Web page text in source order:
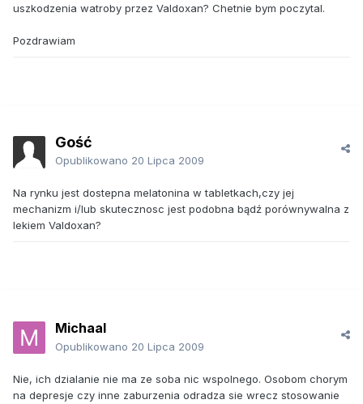
uszkodzenia watroby przez Valdoxan? Chetnie bym poczytal.
Pozdrawiam
Gość
Opublikowano 20 Lipca 2009
Na rynku jest dostepna melatonina w tabletkach,czy jej
mechanizm i/lub skutecznosc jest podobna bądź porównywalna z
lekiem Valdoxan?
Michaal
Opublikowano 20 Lipca 2009
Nie, ich dzialanie nie ma ze soba nic wspolnego. Osobom chorym
na depresje czy inne zaburzenia odradza sie wrecz stosowanie